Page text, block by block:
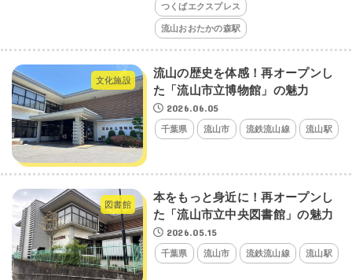
つくばエクスプレス
流山おおたかの森駅
文化施設
流山の歴史を体感！再オープンし
た「流山市立博物館」の魅力
2026.06.05
千葉県 流山市 流鉄流山線 流山駅
図書館
本をもっと身近に！再オープンし
た「流山市立中央図書館」の魅力
2026.05.15
千葉県 流山市 流鉄流山線 流山駅